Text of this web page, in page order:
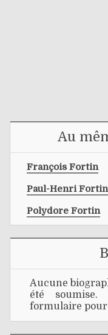
Au
François Fortin
Paul-Henri Fortin
Polydore Fortin
Aucune
été
formulaire pour